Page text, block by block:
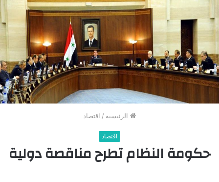
الرئيسية / اقتصاد
اقتصاد
حكومة النظام تطرح مناقصة دولية